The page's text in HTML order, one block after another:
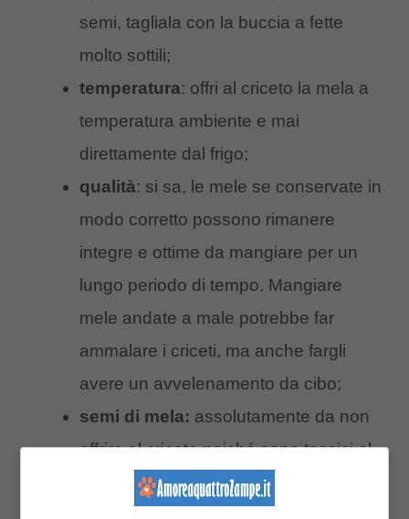
semi, tagliala con la buccia a fette
molto sottili;
temperatura: offri al criceto la mela a
temperatura ambiente e mai
direttamente dal frigo;
qualità: si sa, le mele se conservate in
modo corretto possono rimanere
integre e ottime da mangiare per un
lungo periodo di tempo. Mangiare
mele andate a male potrebbe far
ammalare i criceti, ma anche fargli
avere un avvelenamento da cibo;
semi di mela: assolutamente da non
offrire al criceto poiché sono tossici al
pari di altri semi di frutta, cipolle, fagioli,